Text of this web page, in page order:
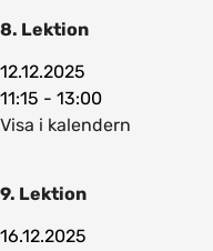
8. Lektion
12.12.2025
11:15 - 13:00
Visa i kalendern
9. Lektion
16.12.2025